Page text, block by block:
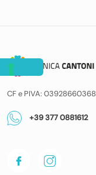
CF e PIVA: 03928660368
+39 377 0881612